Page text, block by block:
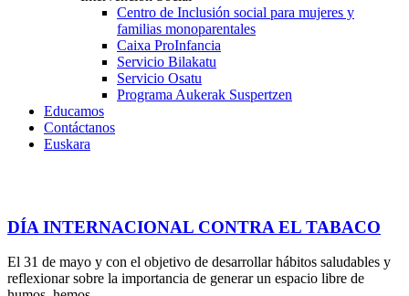
Centro de Inclusión social para mujeres y
familias monoparentales
Caixa ProInfancia
Servicio Bilakatu
Servicio Osatu
Programa Aukerak Suspertzen
Educamos
Contáctanos
Euskara
DÍA INTERNACIONAL CONTRA EL TABACO
El 31 de mayo y con el objetivo de desarrollar hábitos saludables y
reflexionar sobre la importancia de generar un espacio libre de